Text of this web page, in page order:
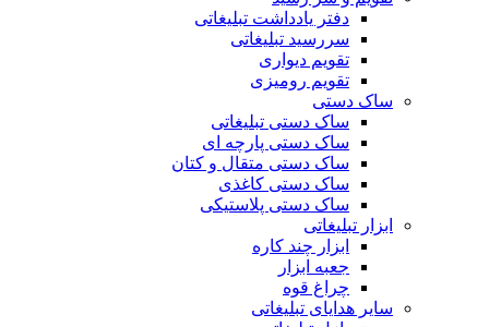
دفتر یادداشت تبلیغاتی
سررسید تبلیغاتی
تقویم دیواری
تقویم رومیزی
ساک دستی
ساک دستی تبلیغاتی
ساک دستی پارچه ای
ساک دستی متقال و کتان
ساک دستی کاغذی
ساک دستی پلاستیکی
ابزار تبلیغاتی
ابزار چند کاره
جعبه ابزار
چراغ قوه
سایر هدایای تبلیغاتی